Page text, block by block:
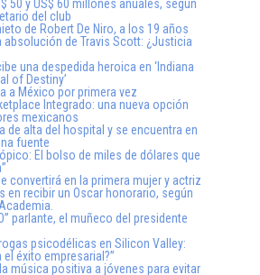
50 y US$ 60 millones anuales, según
del club
de Robert De Niro, a los 19 años
absolución de Travis Scott: ¿Justicia
una despedida heroica en ‘Indiana
of Destiny’
a México por primera vez
Integrado: una nueva opción
mexicanos
de alta del hospital y se encuentra en
fuente
El bolso de miles de dólares que
convertirá en la primera mujer y actriz
en recibir un Oscar honorario, según
parlante, el muñeco del presidente
psicodélicas en Silicon Valley:
éxito empresarial?”
música positiva a jóvenes para evitar